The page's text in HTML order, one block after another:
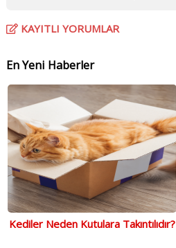
KAYITLI YORUMLAR
En Yeni Haberler
Kediler Neden Kutulara Takıntılıdır?